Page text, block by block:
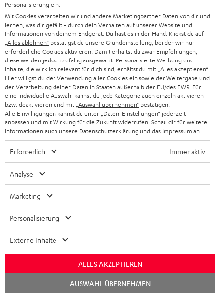
VARTA Wireless Power
Bank
2-in-1: Powerbank mit bis zu
18W Ladeleistung über USB
Typ C & Wireless Charger mit
bis zu 10W Ladestrom
34,99€
USB-C PD Kabel 1,5m
Universell einsetzbares
Ladekabel für alle Geräte mit
USB-C-Ladeport, passend für
alle Teufel Produkte mit USB-
C-Anschluss
14,99€
Lieferumfang
ROCKSTER GO 2
1 × USB-C Kabel – Schwarz
1 × ROCKSTER GO 2 Trageschlaufe
Personalisierung ein.
Mit Cookies verarbeiten wir und andere Marketingpartner Daten von dir und
lernen, was dir gefällt - durch dein Verhalten auf unserer Website und
Informationen von deinem Endgerät. Du hast es in der Hand: Klickst du auf
„Alles ablehnen“ bestätigst du unsere Grundeinstellung, bei der wir nur
erforderliche Cookies aktivieren. Damit erhältst du zwar Empfehlungen,
diese werden jedoch zufällig ausgewählt. Personalisierte Werbung und
Inhalte, die wirklich relevant für dich sind, erhältst du mit „Alles akzeptieren“.
Hier willigst du der Verwendung aller Cookies ein sowie der Weitergabe und
der Verarbeitung deiner Daten in Staaten außerhalb der EU/des EWR. Für
eine individuelle Auswahl kannst du jede Kategorie auch einzeln aktivieren
bzw. deaktivieren und mit „Auswahl übernehmen“ bestätigen.
Alle Einwilligungen kannst du unter „Daten-Einstellungen“ jederzeit
anpassen und mit Wirkung für die Zukunft widerrufen. Schau dir für weitere
Informationen auch unsere Datenschutzerklärung und das Impressum an.
Erforderlich Immer aktiv
Analyse
Marketing
Personalisierung
Externe Inhalte
ALLES AKZEPTIEREN
AUSWAHL ÜBERNEHMEN